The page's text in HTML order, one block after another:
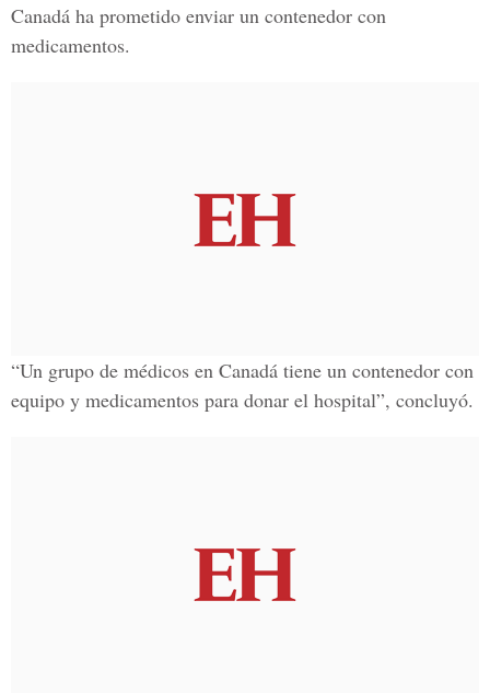
Canadá ha prometido enviar un contenedor con
medicamentos.
“Un grupo de médicos en Canadá tiene un contenedor con
equipo y medicamentos para donar el hospital”, concluyó.